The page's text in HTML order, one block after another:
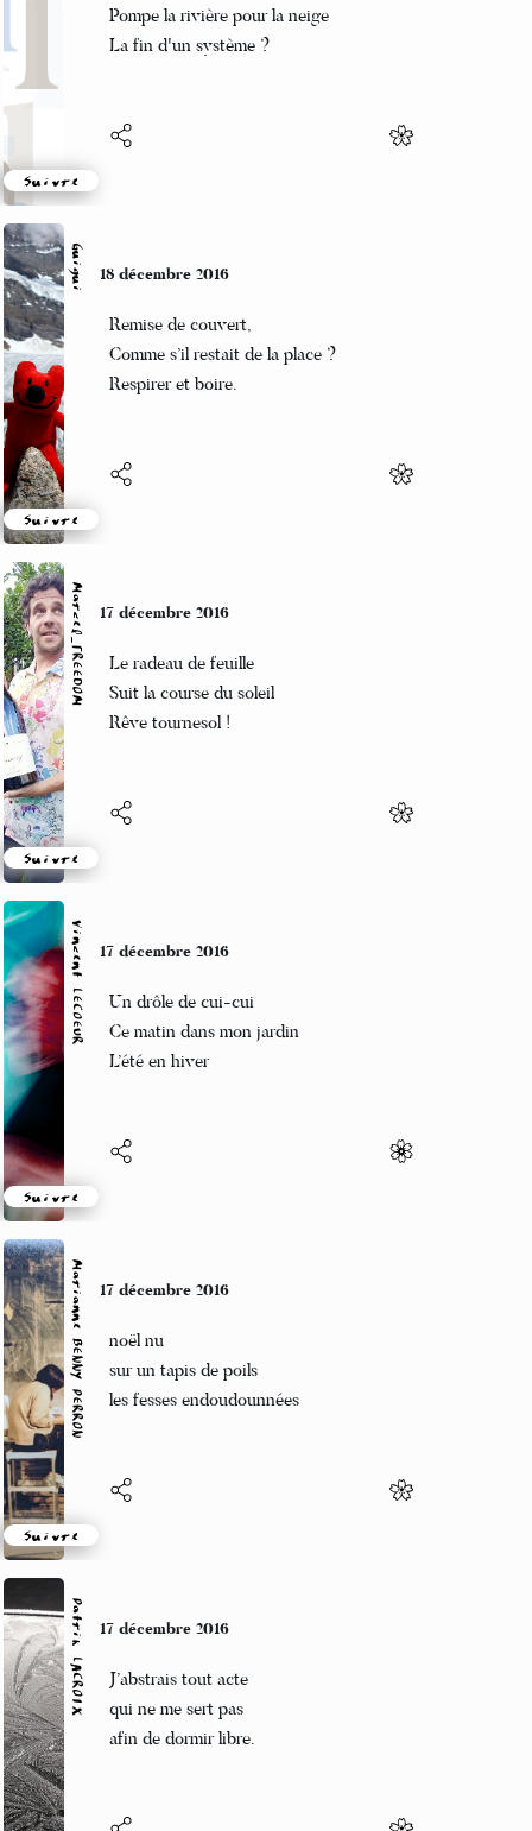
Suivre
Pompe la rivière pour la neige
La fin d'un système ?
Guigui
Suivre
18 décembre 2016
Remise de couvert,
Comme s’il restait de la place ?
Respirer et boire.
Marcel_FREEDOM
Suivre
17 décembre 2016
Le radeau de feuille
Suit la course du soleil
Rêve tournesol !
Vincent LECŒUR
Suivre
17 décembre 2016
Un drôle de cui-cui
Ce matin dans mon jardin
L’été en hiver
Marianne BENNY PERRON
Suivre
17 décembre 2016
noël nu
sur un tapis de poils
les fesses endoudounnées
Patrik LACROIX 17 décembre 2016
J’abstrais tout acte
qui ne me sert pas
afin de dormir libre.